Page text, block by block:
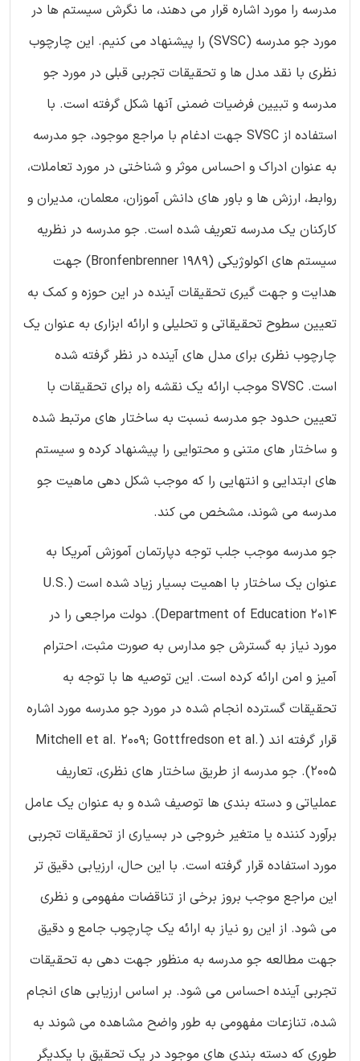
مدرسه را مورد اشاره قرار می دهند، ما نگرش سیستم ها در
مورد جو مدرسه (SVSC) را پیشنهاد می کنیم. این چارچوب
نظری با نقد مدل ها و تحقیقات تجربی قبلی در مورد جو
مدرسه و تبیین فرضیات ضمنی آنها شکل گرفته است. با
استفاده از SVSC جهت ادغام با مراجع موجود، جو مدرسه
به عنوان ادراک و احساس موثر و شناختی در مورد تعاملات،
روابط، ارزش ها و باور های دانش آموزان، معلمان، مدیران و
کارکنان یک مدرسه تعریف شده است. جو مدرسه در نظریه
سیستم های اکولوژیکی (Bronfenbrenner 1989) جهت
هدایت و جهت گیری تحقیقات آینده در این حوزه و کمک به
تعیین سطوح تحقیقاتی و تحلیلی و ارائه ابزاری به عنوان یک
چارچوب نظری برای مدل های آینده در نظر گرفته شده
است. SVSC موجب ارائه یک نقشه راه برای تحقیقات با
تعیین حدود جو مدرسه نسبت به ساختار های مرتبط شده
و ساختار های متنی و محتوایی را پیشنهاد کرده و سیستم
های ابتدایی و انتهایی را که موجب شکل دهی ماهیت جو
مدرسه می شوند، مشخص می کند.
جو مدرسه موجب جلب توجه دپارتمان آموزش آمریکا به
عنوان یک ساختار با اهمیت بسیار زیاد شده است (U.S.
Department of Education 2014). دولت مراجعی را در
مورد نیاز به گسترش جو مدارس به صورت مثبت، احترام
آمیز و امن ارائه کرده است. این توصیه ها با توجه به
تحقیقات گسترده انجام شده در مورد جو مدرسه مورد اشاره
قرار گرفته اند (Mitchell et al. 2009; Gottfredson et al.
2005). جو مدرسه از طریق ساختار های نظری، تعاریف
عملیاتی و دسته بندی ها توصیف شده و به عنوان یک عامل
برآورد کننده یا متغیر خروجی در بسیاری از تحقیقات تجربی
مورد استفاده قرار گرفته است. با این حال، ارزیابی دقیق تر
این مراجع موجب بروز برخی از تناقضات مفهومی و نظری
می شود. از این رو نیاز به ارائه یک چارچوب جامع و دقیق
جهت مطالعه جو مدرسه به منظور جهت دهی به تحقیقات
تجربی آینده احساس می شود. بر اساس ارزیابی های انجام
شده، تنازعات مفهومی به طور واضح مشاهده می شوند به
طوری که دسته بندی های موجود در یک تحقیق با یکدیگر